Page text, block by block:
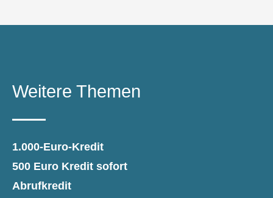
Weitere Themen
1.000-Euro-Kredit
500 Euro Kredit sofort
Abrufkredit